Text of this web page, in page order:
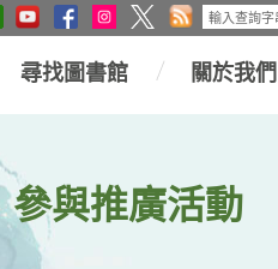
尋找圖書館 關於我們
參與推廣活動